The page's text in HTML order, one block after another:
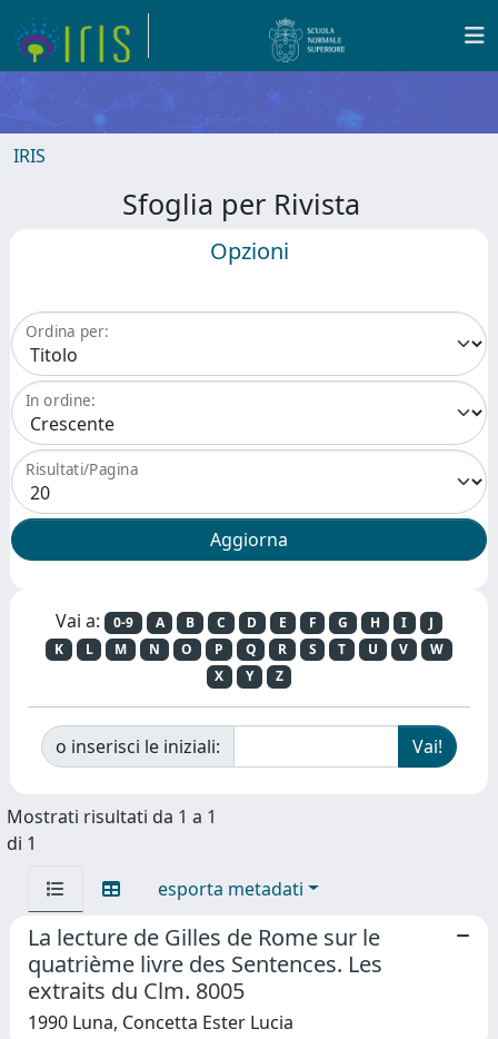
IRIS
Sfoglia per Rivista
Opzioni
Ordina per:
In ordine:
Risultati/Pagina
Vai a: 0-9 A B C D E F G H I
J
K
L M N O P Q R S T U V
W
X
Y Z
o inserisci le iniziali:
Mostrati risultati da 1 a 1
di 1
esporta metadati
La lecture de Gilles de Rome sur le
quatrième livre des Sentences. Les
extraits du Clm. 8005
1990 Luna, Concetta Ester Lucia